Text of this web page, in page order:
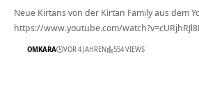
Neue Kirtans von der Kirtan Family aus dem
https://www.youtube.com/
OMKARA VOR 4 JAHREN 554 VIEWS